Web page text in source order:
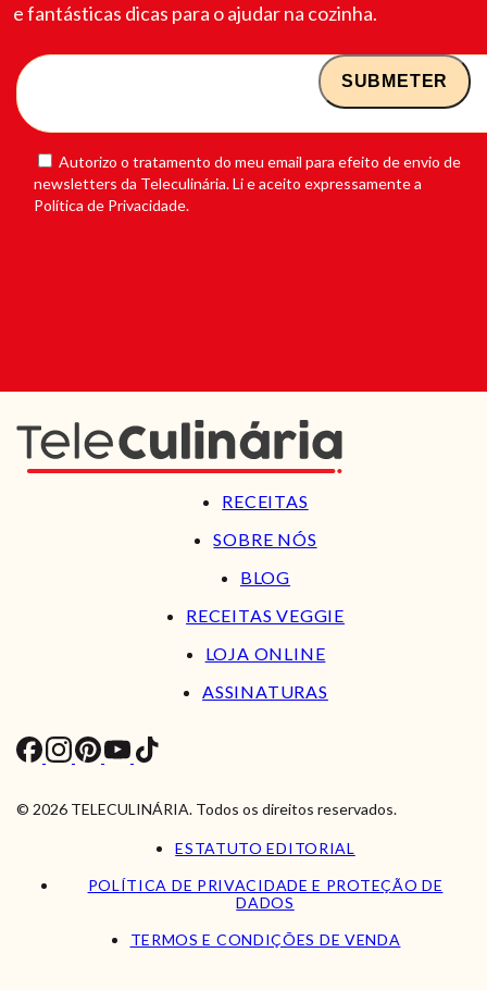
e fantásticas dicas para o ajudar na cozinha.
Autorizo o tratamento do meu email para efeito de envio de
newsletters da Teleculinária. Li e aceito expressamente a
Política de Privacidade.
RECEITAS
SOBRE NÓS
BLOG
RECEITAS VEGGIE
LOJA ONLINE
ASSINATURAS
© 2026 TELECULINÁRIA. Todos os direitos reservados.
ESTATUTO EDITORIAL
POLÍTICA DE PRIVACIDADE E PROTEÇÃO DE
DADOS
TERMOS E CONDIÇÕES DE VENDA